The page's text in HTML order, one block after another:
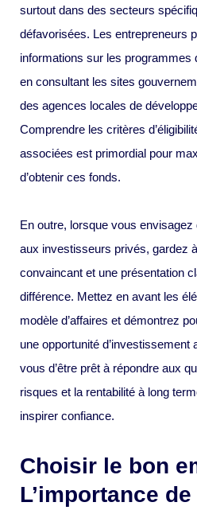
surtout dans des secteurs
défavorisées. Les entrepreneurs
informations sur les programmes
en consultant les sites
des agences locales de
Comprendre les critères
associées est primordial pour
d’obtenir ces fonds.
En outre, lorsque vous
aux investisseurs privés, gardez à
convaincant et une présentation
différence. Mettez en avant les
modèle d’affaires et démontrez
une opportunité
vous d’être prêt à répondre aux
risques et la rentabilité à long
inspirer confiance.
Choisir le bon
L’importance